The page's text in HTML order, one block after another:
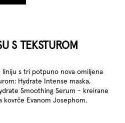
S TEKSTUROM
liniju s tri potpuno nova omiljena
Hydrate Intense maska,
Smoothing Serum - kreirane
kovrče Evanom Josephom.